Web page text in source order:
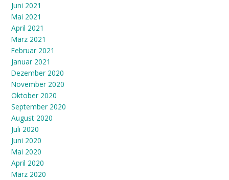
Juni 2021
Mai 2021
April 2021
März 2021
Februar 2021
Januar 2021
Dezember 2020
November 2020
Oktober 2020
September 2020
August 2020
Juli 2020
Juni 2020
Mai 2020
April 2020
März 2020